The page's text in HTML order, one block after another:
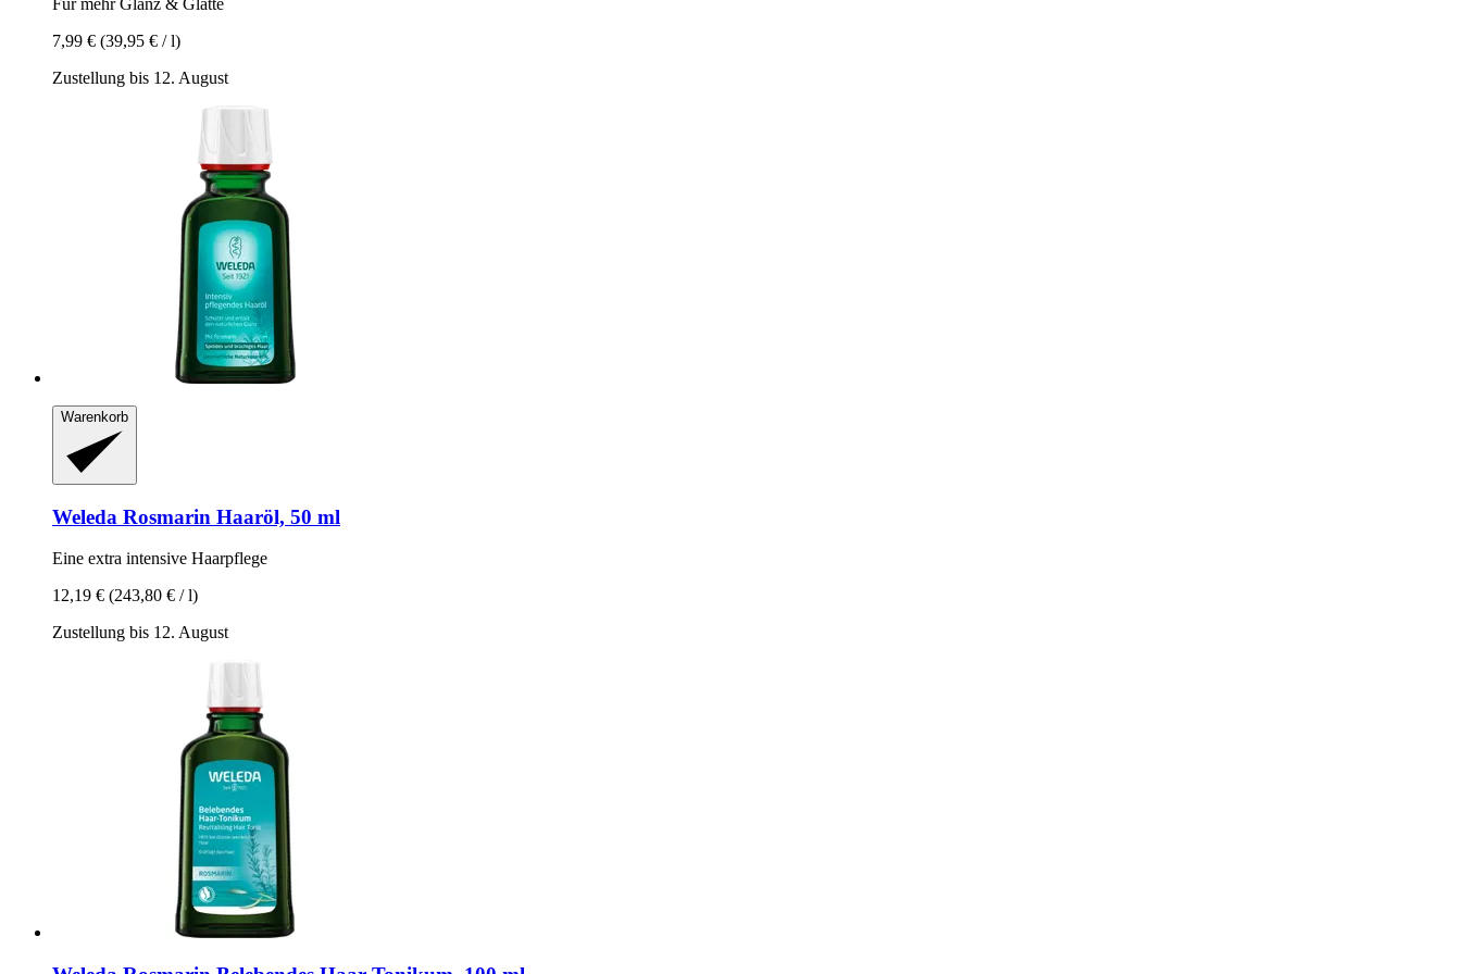
Für mehr Glanz & Glätte
7,99 € (39,95 € / l)
Zustellung bis 12. August
Warenkorb
Weleda Rosmarin Haaröl, 50 ml
Eine extra intensive Haarpflege
12,19 € (243,80 € / l)
Zustellung bis 12. August